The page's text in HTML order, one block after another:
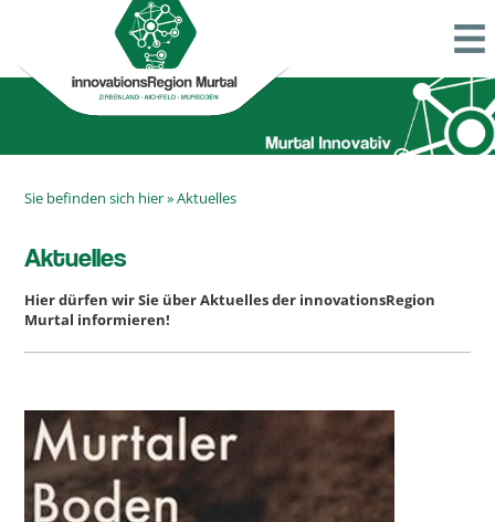
Sie befinden sich hier »Aktuelles
Aktuelles
Hier dürfen wir Sie über Aktuelles der innovationsRegion
Murtal informieren!